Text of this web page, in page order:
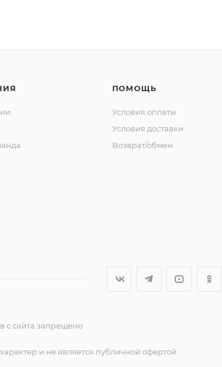
ПОМОЩЬ
Условия оплаты
Условия доставки
Возврат/обмен
с сайта запрещено
и не является публичной офертой.